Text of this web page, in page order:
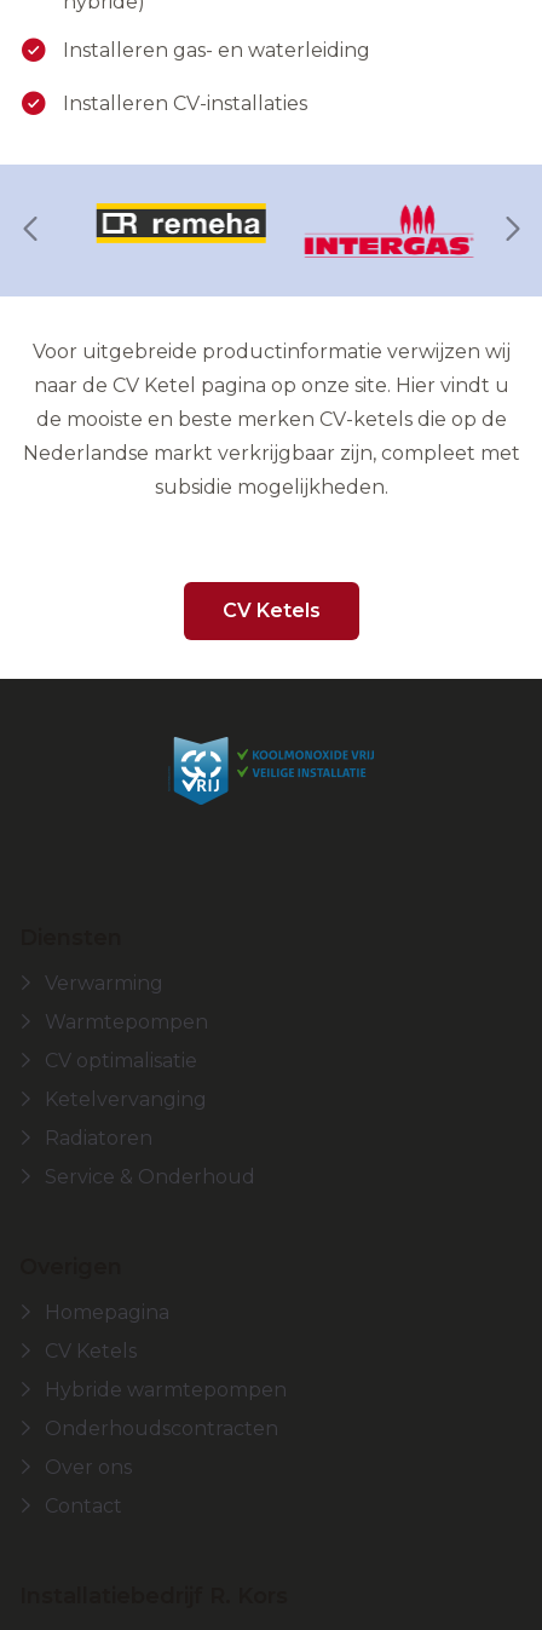
Installeren gas- en waterleiding
Installeren CV-installaties
Voor uitgebreide productinformatie verwijzen wij
naar de CV Ketel pagina op onze site. Hier vindt u
de mooiste en beste merken CV-ketels die op de
Nederlandse markt verkrijgbaar zijn, compleet met
subsidie mogelijkheden.
CV Ketels
Verwarming
Warmtepompen
CV optimalisatie
Ketelvervanging
Radiatoren
Service & Onderhoud
Homepagina
CV Ketels
Hybride warmtepompen
Onderhoudscontracten
Over ons
Contact